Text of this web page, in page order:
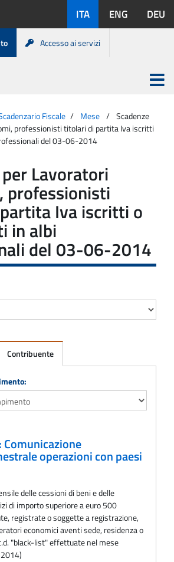
disponibili:
ITA ENG DEU
Accesso ai servizi
Apri
menu
Fiscale Mese
Scadenze
professionisti titolari di partita Iva iscritti
del 03-06-2014
Lavoratori
professionisti
Iva iscritti o
in albi
del 03-06-2014
Contribuente
Comunicazione
operazioni con paesi
delle cessioni di beni e delle
di importo superiore a euro 500
registrate o soggette a registrazione,
economici aventi sede, residenza o
"black-list" effettuate nel mese